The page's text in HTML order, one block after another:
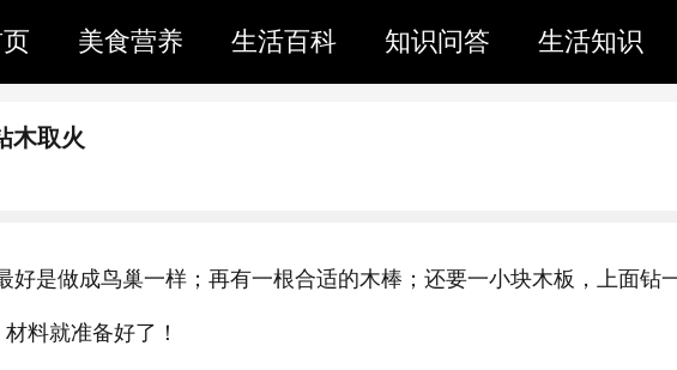
美食营养 生活百科 知识问答 生活知识
木取火
好是做成鸟巢一样；再有一根合适的木棒；还要一小块木板，上面钻
料就准备好了！